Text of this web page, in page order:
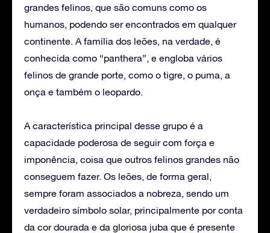
grandes felinos, que são comuns como os
humanos, podendo ser encontrados em qualquer
continente. A família dos leões, na verdade, é
conhecida como “panthera”, e engloba vários
felinos de grande porte, como o tigre, o puma, a
onça e também o leopardo.
A característica principal desse grupo é a
capacidade poderosa de seguir com força e
imponência, coisa que outros felinos grandes não
conseguem fazer. Os leões, de forma geral,
sempre foram associados a nobreza, sendo um
verdadeiro símbolo solar, principalmente por conta
da cor dourada e da gloriosa juba que é presente